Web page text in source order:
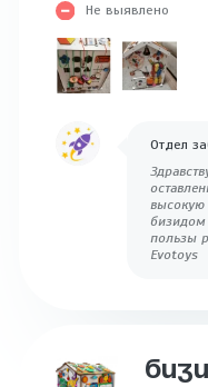
Не выявлено
Отдел
высокую
бизидом
пользы
Evotoys